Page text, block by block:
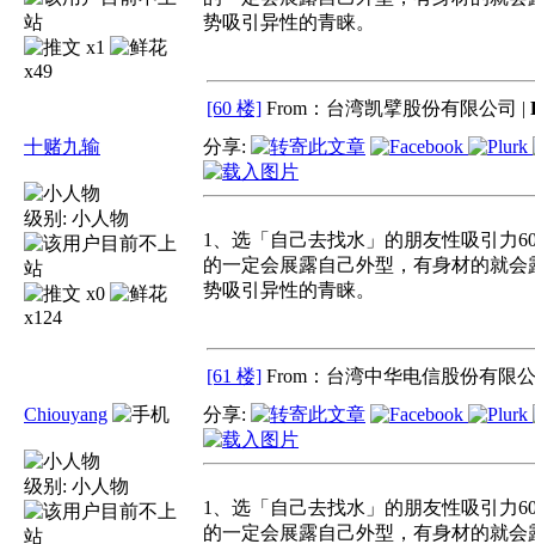
x1
x49
势吸引异性的青睐。
[60 楼] From：台湾凯擘股份有限公司 |
十赌九输
级别: 小人物
x0
x124
分享:
1、选「自己去找水」的朋友性吸引力
的一定会展露自己外型，有身材的就
势吸引异性的青睐。
[61 楼] From：台湾中华电信股份有限
Chiouyang
级别: 小人物
分享:
1、选「自己去找水」的朋友性吸引力
的一定会展露自己外型，有身材的就